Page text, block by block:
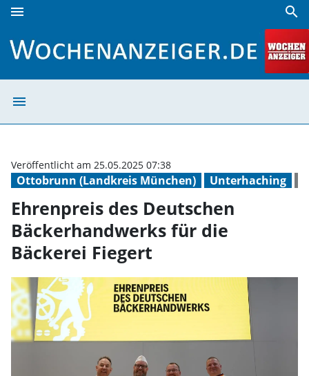
menu search
menu
Ottobrunn (Landkreis München) Unterhaching
Veröffentlicht am 25.05.2025 07:38
Ehrenpreis des Deutschen
Bäckerhandwerks für die
Bäckerei Fiegert